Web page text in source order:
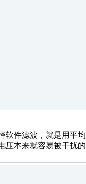
软件滤波，就是用平
压本来就容易被干扰